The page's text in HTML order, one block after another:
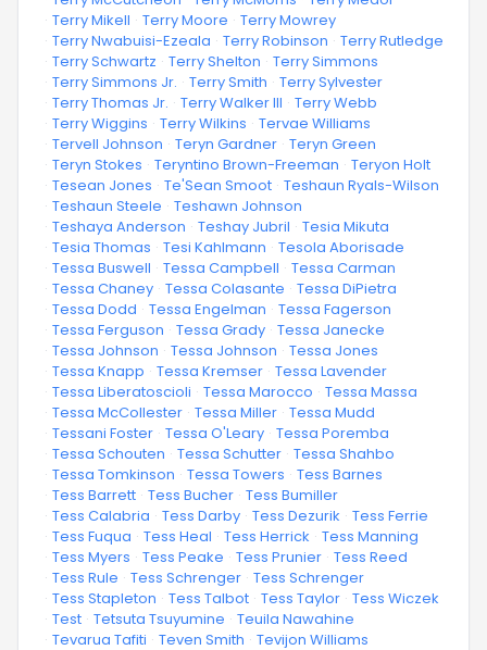
· Terry Mikell · Terry Moore · Terry Mowrey
· Terry Nwabuisi-Ezeala · Terry Robinson · Terry Rutledge
· Terry Schwartz · Terry Shelton · Terry Simmons
· Terry Simmons Jr. · Terry Smith · Terry Sylvester
· Terry Thomas Jr. · Terry Walker III · Terry Webb
· Terry Wiggins · Terry Wilkins · Tervae Williams
· Tervell Johnson · Teryn Gardner · Teryn Green
· Teryn Stokes · Teryntino Brown-Freeman · Teryon Holt
· Tesean Jones · Te'Sean Smoot · Teshaun Ryals-Wilson
· Teshaun Steele · Teshawn Johnson
· Teshaya Anderson · Teshay Jubril · Tesia Mikuta
· Tesia Thomas · Tesi Kahlmann · Tesola Aborisade
· Tessa Buswell · Tessa Campbell · Tessa Carman
· Tessa Chaney · Tessa Colasante · Tessa DiPietra
· Tessa Dodd · Tessa Engelman · Tessa Fagerson
· Tessa Ferguson · Tessa Grady · Tessa Janecke
· Tessa Johnson · Tessa Johnson · Tessa Jones
· Tessa Knapp · Tessa Kremser · Tessa Lavender
· Tessa Liberatoscioli · Tessa Marocco · Tessa Massa
· Tessa McCollester · Tessa Miller · Tessa Mudd
· Tessani Foster · Tessa O'Leary · Tessa Poremba
· Tessa Schouten · Tessa Schutter · Tessa Shahbo
· Tessa Tomkinson · Tessa Towers · Tess Barnes
· Tess Barrett · Tess Bucher · Tess Bumiller
· Tess Calabria · Tess Darby · Tess Dezurik · Tess Ferrie
· Tess Fuqua · Tess Heal · Tess Herrick · Tess Manning
· Tess Myers · Tess Peake · Tess Prunier · Tess Reed
· Tess Rule · Tess Schrenger · Tess Schrenger
· Tess Stapleton · Tess Talbot · Tess Taylor · Tess Wiczek
· Test · Tetsuta Tsuyumine · Teuila Nawahine
· Tevarua Tafiti · Teven Smith · Tevijon Williams